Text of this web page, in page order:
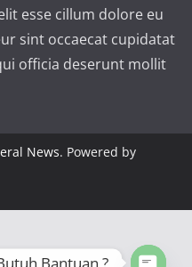
esse cillum dolore eu
sint occaecat cupidatat
officia deserunt mollit
News. Powered by
Bantuan ?